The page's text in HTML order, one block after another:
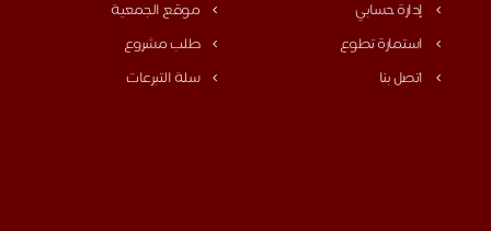
إدارة حسابي
موقع الجمعية
استمارة تطوع
طلب مشروع
اتصل بنا
سلة التبرعات